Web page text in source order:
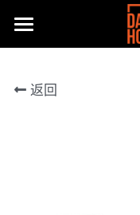
产品展示
返回